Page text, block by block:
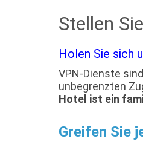
Stellen
Holen Sie sich
VPN-Dienste
unbegrenzten
Hotel ist ein
Greifen Sie